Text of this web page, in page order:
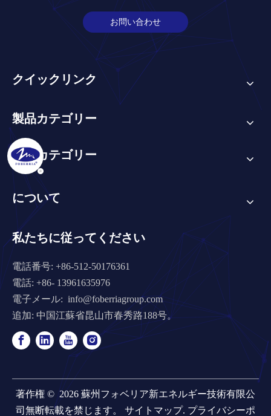
お問い合わせ
クイックリンク
製品カテゴリー
製品カテゴリー
について
私たちに従ってください
電話番号: +86-512-50176361
電話: +86- 13961635976
電子メール: info@foberriagroup.com
追加: 中国江蘇省昆山市春秀路188号。
著作権 ©2026 蘇州フォベリア新エネルギー技術有限公
司無断転載を禁じます。 サイトマップ. プライバシーポ